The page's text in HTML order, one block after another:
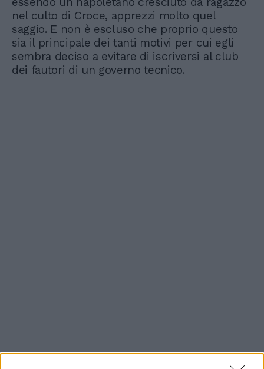
nel culto di Croce, apprezzi molto quel
saggio. E non è escluso che proprio questo
sia il principale dei tanti motivi per cui egli
sembra deciso a evitare di iscriversi al club
dei fautori di un governo tecnico.